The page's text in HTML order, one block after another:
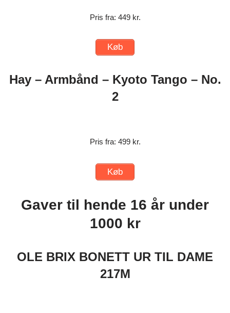
Pris fra: 449 kr.
Køb
Hay – Armbånd – Kyoto Tango – No.
2
Pris fra: 499 kr.
Køb
Gaver til hende 16 år under
1000 kr
OLE BRIX BONETT UR TIL DAME
217M